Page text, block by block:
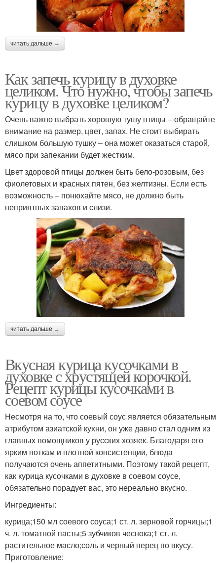
читать дальше →
Как запечь курицу в духовке
целиком. Что нужно, чтобы запечь
курицу в духовке целиком?
Очень важно выбрать хорошую тушу птицы – обращайте
внимание на размер, цвет, запах. Не стоит выбирать
слишком большую тушку – она может оказаться старой,
мясо при запекании будет жестким.
Цвет здоровой птицы должен быть бело-розовым, без
фиолетовых и красных пятен, без желтизны. Если есть
возможность – понюхайте мясо, не должно быть
неприятных запахов и слизи.
читать дальше →
Вкусная курица кусочками в
духовке с хрустящей корочкой.
Рецепт курицы кусочками в
соевом соусе
Несмотря на то, что соевый соус является обязательным
атрибутом азиатской кухни, он уже давно стал одним из
главных помощников у русских хозяек. Благодаря его
ярким ноткам и плотной консистенции, блюда
получаются очень аппетитными. Поэтому такой рецепт,
как курица кусочками в духовке в соевом соусе,
обязательно порадует вас, это нереально вкусно.
Ингредиенты:
курица;150 мл соевого соуса;1 ст. л. зерновой горчицы;1
ч. л. томатной пасты;5 зубчиков чеснока;1 ст. л.
растительное масло;соль и черный перец по вкусу.
Приготовление: